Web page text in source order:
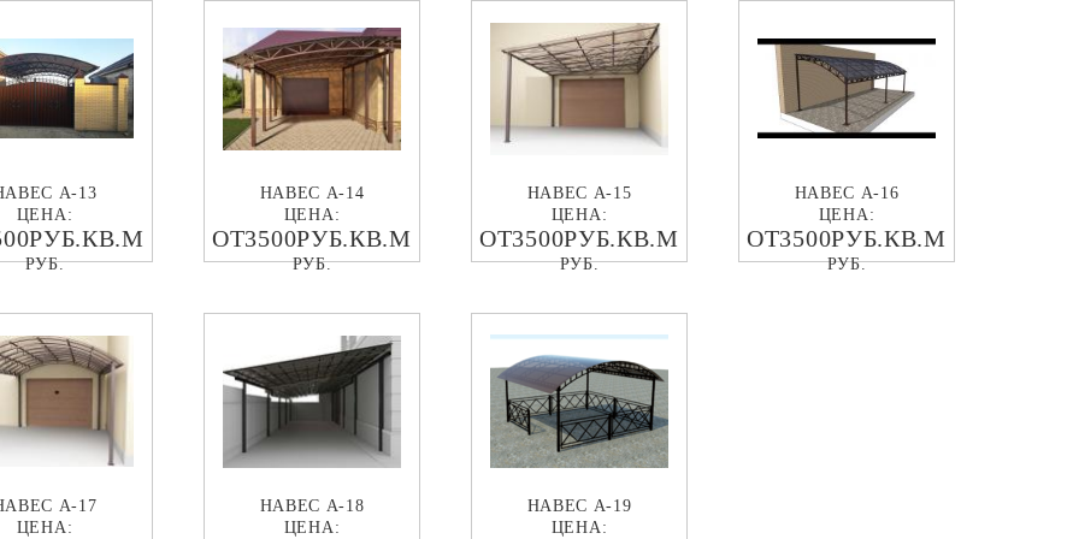
А-13
ЦЕНА:
РУБ.
НАВЕС А-14
ЦЕНА:
ОТ3500РУБ.КВ.М
РУБ.
НАВЕС А-15
ЦЕНА:
ОТ3500РУБ.КВ.М
РУБ.
НАВЕС А-16
ЦЕНА:
ОТ3500РУБ.КВ.М
РУБ.
А-17
ЦЕНА:
НАВЕС А-18
ЦЕНА:
НАВЕС А-19
ЦЕНА: